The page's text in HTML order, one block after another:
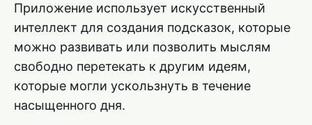
Приложение использует искусственный
интеллект для создания подсказок, которые
можно развивать или позволить мыслям
свободно перетекать к другим идеям,
которые могли ускользнуть в течение
насыщенного дня.